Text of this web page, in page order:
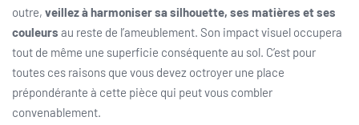
outre, veillez à harmoniser sa silhouette, ses matières et ses
couleurs au reste de l’ameublement. Son impact visuel occupera
tout de même une superficie conséquente au sol. C’est pour
toutes ces raisons que vous devez octroyer une place
prépondérante à cette pièce qui peut vous combler
convenablement.